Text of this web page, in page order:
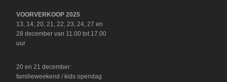
VOORVERKOOP 2025
13, 14, 20, 21, 22, 23, 24, 27 en
28 december van 11.00 tot 17.00
uur
20 en 21 december:
familieweekend / kids opendag